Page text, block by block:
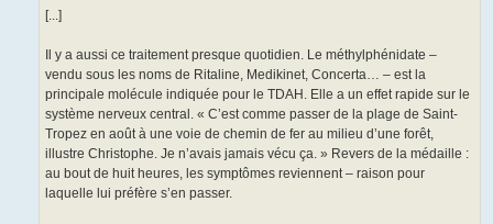
[...]
Il y a aussi ce traitement presque quotidien. Le méthylphénidate –
vendu sous les noms de Ritaline, Medikinet, Concerta… – est la
principale molécule indiquée pour le TDAH. Elle a un effet rapide sur le
système nerveux central. « C’est comme passer de la plage de Saint-
Tropez en août à une voie de chemin de fer au milieu d’une forêt,
illustre Christophe. Je n’avais jamais vécu ça. » Revers de la médaille :
au bout de huit heures, les symptômes reviennent – raison pour
laquelle lui préfère s’en passer.